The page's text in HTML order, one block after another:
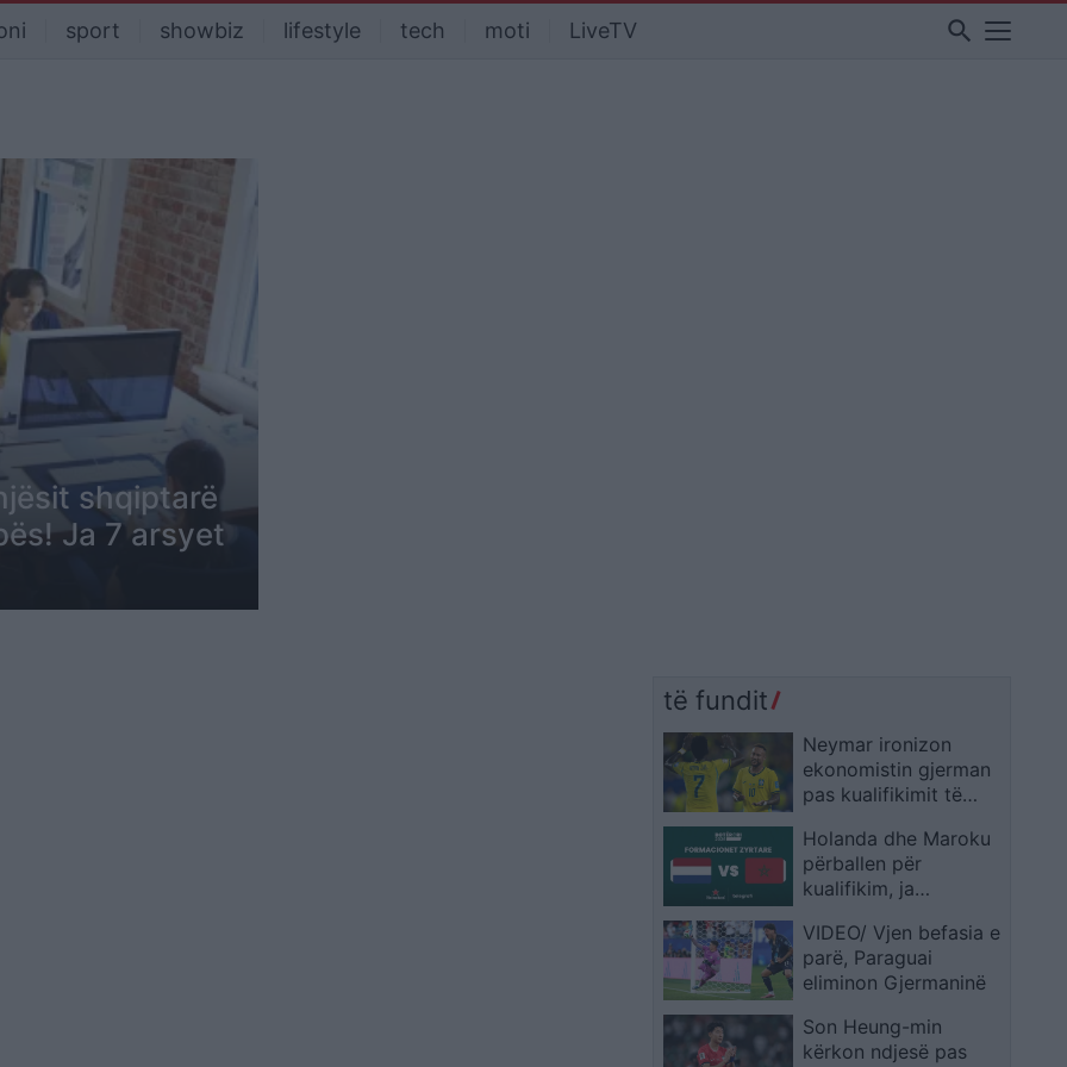
sport showbiz lifestyle tech moti LiveTV search
shqiptarë
Ja 7 arsyet
të fundit
Neymar ironizon
ekonomistin gjerman
pas kualifikimit të
në Botërorin e
ardhshëm
Holanda dhe Maroku
përballen për
kualifikim, ja
VIDEO/ Vjen befasia e
parë, Paraguai
eliminon Gjermaninë
Son Heung-min
kërkon ndjesë pas